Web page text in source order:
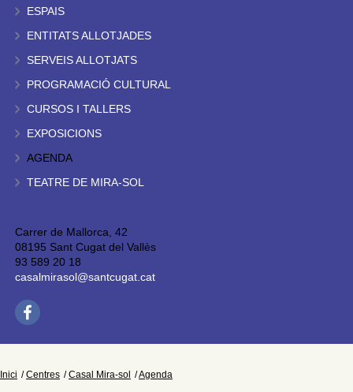
ESPAIS
ENTITATS ALLOTJADES
SERVEIS ALLOTJATS
PROGRAMACIÓ CULTURAL
CURSOS I TALLERS
EXPOSICIONS
AGENDA
TEATRE DE MIRA-SOL
Carrer de Mallorca, 42
08195 Sant Cugat del Vallès
93 589 20 18
casalmirasol@santcugat.cat
Inici Centres Casal Mira-sol Agenda